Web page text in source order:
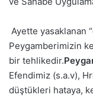
Ayette yasaklanan
Peygamberimizin
bir tehlikedir.
Efendimiz (s.a.v),
düştükleri hataya,